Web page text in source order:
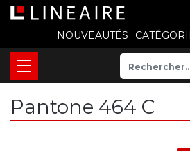
NOUVEAUTÉS
Pantone 464 C